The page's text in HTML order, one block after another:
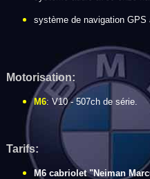
système de navigation
Motorisation:
M6: V10 - 507ch de série.
Tarifs:
M6 cabriolet "Neiman